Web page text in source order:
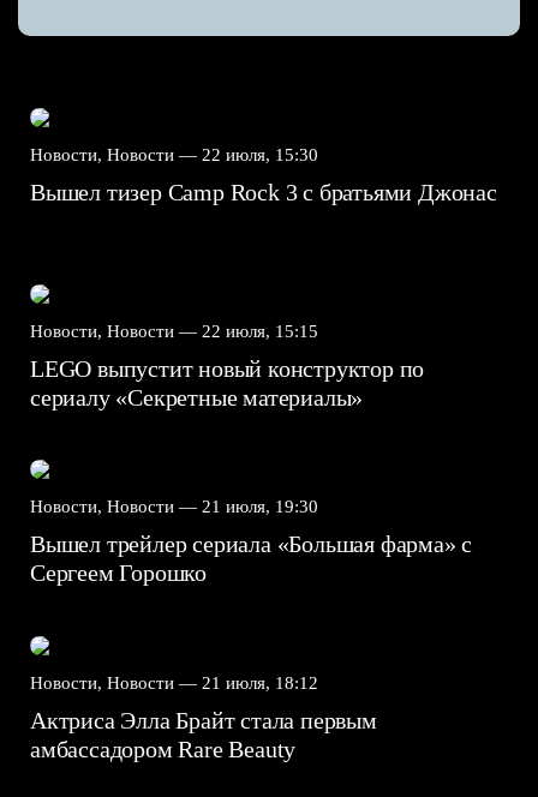
Новости, Новости — 22 июля, 15:30
Вышел тизер Camp Rock 3 с братьями Джонас
Новости, Новости — 22 июля, 15:15
LEGO выпустит новый конструктор по
сериалу «Секретные материалы»
Новости, Новости — 21 июля, 19:30
Вышел трейлер сериала «Большая фарма» с
Сергеем Горошко
Новости, Новости — 21 июля, 18:12
Актриса Элла Брайт стала первым
амбассадором Rare Beauty